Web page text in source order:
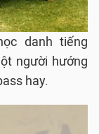
danh tiếng
người hướng
hay.